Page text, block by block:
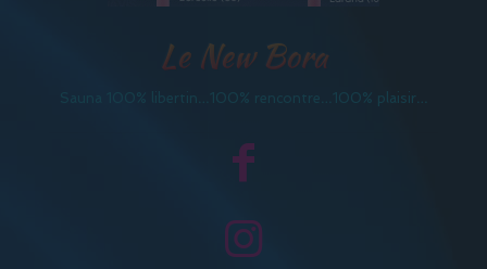
Le New Bora
Sauna 100% libertin…100% rencontre…100% plaisir…